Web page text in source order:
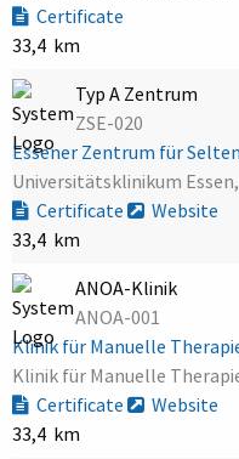
Certificate
33,4 km
Typ A Zentrum
ZSE-020
Essener Zentrum für
Universitätsklinikum Essen,
Certificate
Website
33,4 km
ANOA-Klinik
ANOA-001
Klinik für Manuelle
Klinik für Manuelle
Certificate
Website
33,4 km